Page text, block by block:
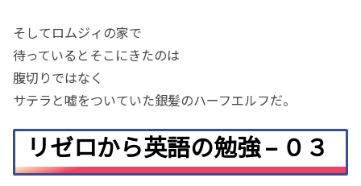
そしてロムジィの家で
待っているとそこにきたのは
腹切りではなく
サテラと嘘をついていた銀髪のハーフエルフだ。
リゼロから英語の勉強 – ０３